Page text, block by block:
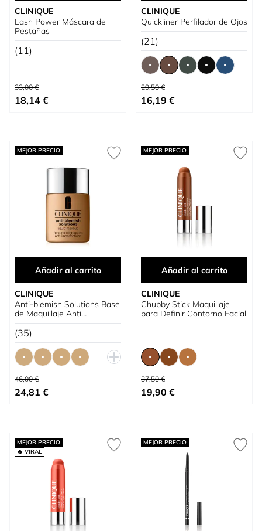
CLINIQUE
Lash Power Máscara de
Pestañas
(11)
Precio habitual
33,00 €
Precio especial
18,14 €
CLINIQUE
Quickliner Perfilador de Ojos
(21)
Precio habitual
29,50 €
Tan bajo como
16,19 €
MEJOR PRECIO
Añadir al carrito
CLINIQUE
Anti-blemish Solutions Base
de Maquillaje Anti
Imperfecciones
(35)
Precio habitual
46,00 €
Tan bajo como
24,81 €
MEJOR PRECIO
Añadir al carrito
CLINIQUE
Chubby Stick Maquillaje
para Definir Contorno Facial
Precio habitual
37,50 €
Tan bajo como
19,90 €
MEJOR PRECIO
🔥 VIRAL
MEJOR PRECIO